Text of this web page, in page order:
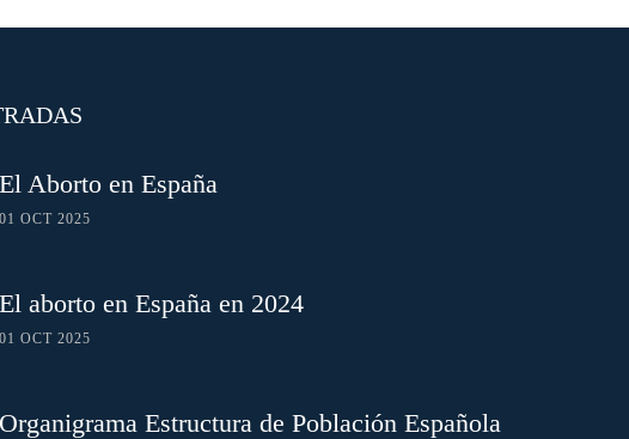
El Aborto en España
01 OCT 2025
El aborto en España en 2024
01 OCT 2025
Organigrama Estructura de Población Española